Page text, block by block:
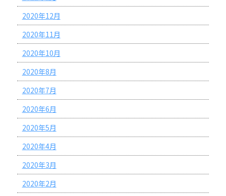
2020年12月
2020年11月
2020年10月
2020年8月
2020年7月
2020年6月
2020年5月
2020年4月
2020年3月
2020年2月